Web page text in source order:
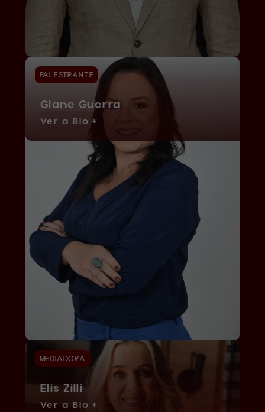
Giane Guerra
Ver a Bio +
PALESTRANTE
Elis Zilli
Ver a Bio +
MEDIADORA